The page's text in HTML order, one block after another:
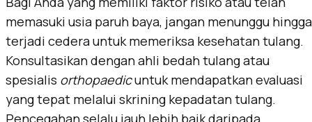
memasuki usia paruh baya, jangan menunggu hingga
terjadi cedera untuk memeriksa kesehatan tulang.
Konsultasikan dengan ahli bedah tulang atau
spesialis orthopaedicuntuk mendapatkan evaluasi
yang tepat melalui skrining kepadatan tulang.